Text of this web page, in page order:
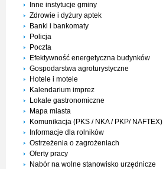
Inne instytucje gminy
Zdrowie i dyżury aptek
Banki i bankomaty
Policja
Poczta
Efektywność energetyczna budynków
Gospodarstwa agroturystyczne
Hotele i motele
Kalendarium imprez
Lokale gastronomiczne
Mapa miasta
Komunikacja (PKS / NKA / PKP/ NAFTEX)
Informacje dla rolników
Ostrzeżenia o zagrożeniach
Oferty pracy
Nabór na wolne stanowisko urzędnicze